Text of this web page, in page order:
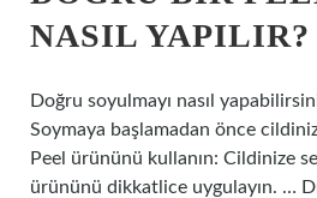
NASIL YAPILIR?
Doğru soyulmayı nasıl
Soymaya başlamadan önce
Peel ürününü kullanın: Cildinize
ürününü dikkatlice uygulayın. …